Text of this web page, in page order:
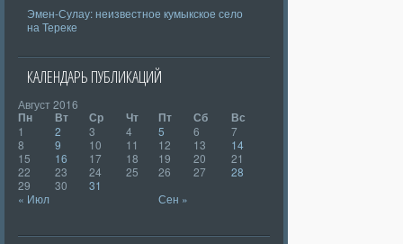
Эмен-Сулау: неизвестное кумыкское село
на Тереке
КАЛЕНДАРЬ ПУБЛИКАЦИЙ
Август 2016
Пн Вт Ср Чт Пт Сб Вс
« Июл Сен »
1 2 3 4 5 6
7
8
9 10 11 12 13
14
15
16 17 18 19 20
21
22
23 24 25 26 27
28
29
30 31